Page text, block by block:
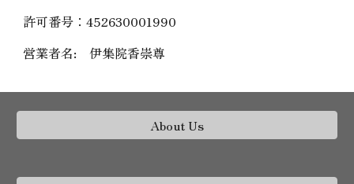
許可番号：452630001990
営業者名: 伊集院香崇尊
About Us